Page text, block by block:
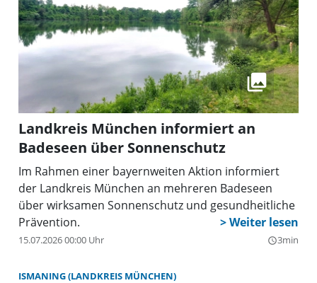
Landkreis München informiert an
Badeseen über Sonnenschutz
Im Rahmen einer bayernweiten Aktion informiert
der Landkreis München an mehreren Badeseen
über wirksamen Sonnenschutz und gesundheitliche
Prävention.
15.07.2026 00:00 Uhr query_builder3min
ISMANING (LANDKREIS MÜNCHEN)